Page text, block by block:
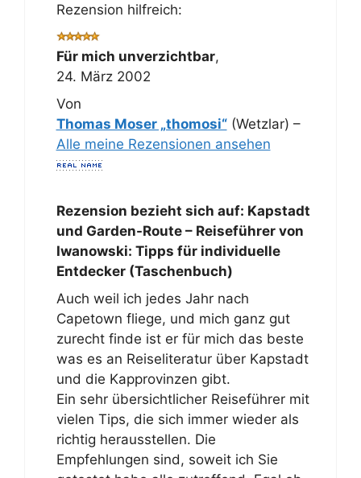
Rezension hilfreich:
Für mich unverzichtbar,
24. März 2002
Von
Thomas Moser „thomosi“(Wetzlar) –
Alle meine Rezensionen ansehen
Rezension bezieht sich auf: Kapstadt
und Garden-Route – Reiseführer von
Iwanowski: Tipps für individuelle
Entdecker (Taschenbuch)
Auch weil ich jedes Jahr nach
Capetown fliege, und mich ganz gut
zurecht finde ist er für mich das beste
was es an Reiseliteratur über Kapstadt
und die Kapprovinzen gibt.
Ein sehr übersichtlicher Reiseführer mit
vielen Tips, die sich immer wieder als
richtig herausstellen. Die
Empfehlungen sind, soweit ich Sie